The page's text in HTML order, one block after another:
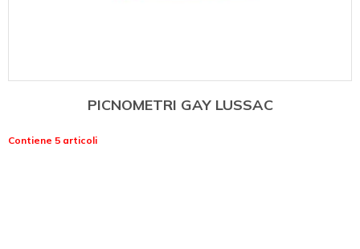
PICNOMETRI GAY LUSSAC
Contiene 5 articoli